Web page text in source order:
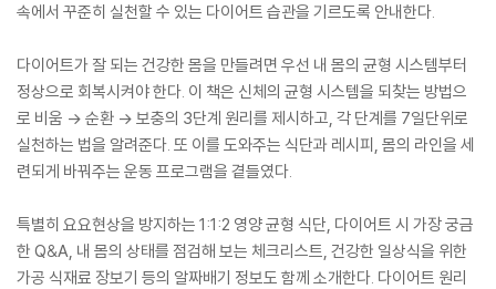
속에서 꾸준히 실천할 수 있는 다이어트 습관을 기르도록 안내한다.
다이어트가 잘 되는 건강한 몸을 만들려면 우선 내 몸의 균형 시스템부터
정상으로 회복시켜야 한다. 이 책은 신체의 균형 시스템을 되찾는 방법으
로 비움 → 순환 → 보충의 3단계 원리를 제시하고, 각 단계를 7일단위로
실천하는 법을 알려준다. 또 이를 도와주는 식단과 레시피, 몸의 라인을 세
련되게 바꿔주는 운동 프로그램을 곁들였다.
특별히 요요현상을 방지하는 1:1:2 영양 균형 식단, 다이어트 시 가장 궁금
한 Q&A, 내 몸의 상태를 점검해 보는 체크리스트, 건강한 일상식을 위한
가공 식재료 장보기 등의 알짜배기 정보도 함께 소개한다. 다이어트 원리